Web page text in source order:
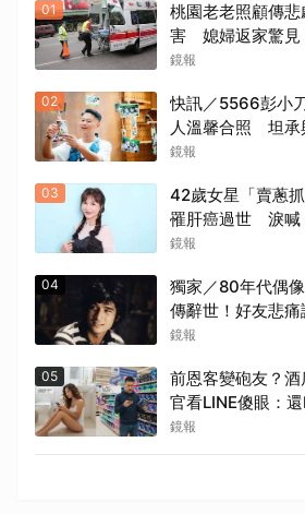
01
桃園老老照顧傳
害 媳婦返家驚見
鏡報
02
快訊／5566彭小
人溫馨合照 坦承
分開一段時間
鏡報
03
42歲女星「賣蔥
罹肝癌過世 淚喊
鏡報
04
獨家／80年代偶
傳辭世！好友悲
鏡報
05
前恩客變砲友？
官看LINE傻眼：
鏡報